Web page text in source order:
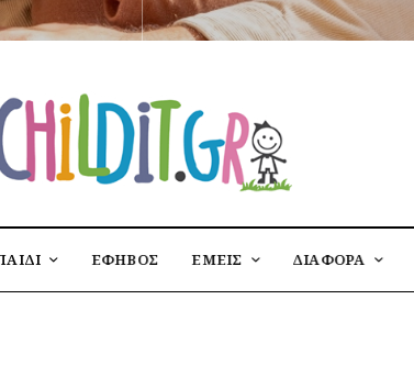
ΠΕΡΙΣΣΌΤΕΡΑ
ΕΦΗΒΟΣ ΕΜΕΙΣ ΔΙΑΦΟΡΑ